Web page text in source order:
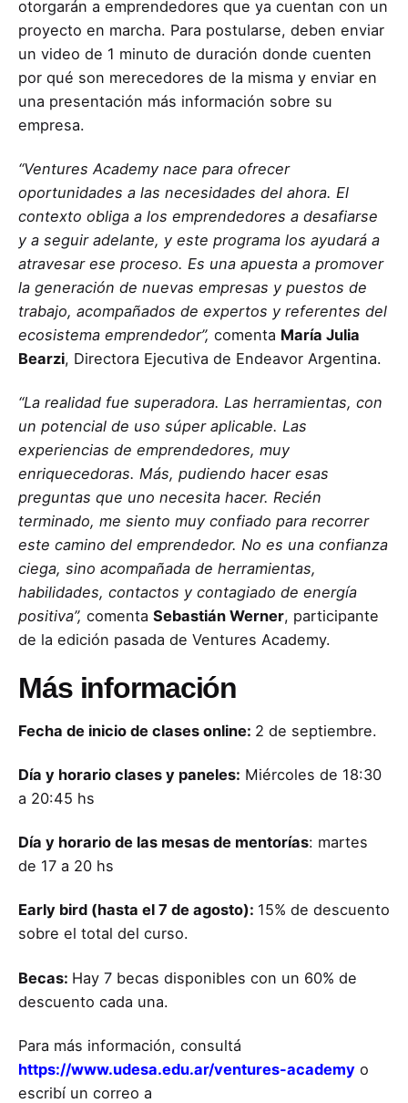
otorgarán a emprendedores que ya cuentan con un
proyecto en marcha. Para postularse, deben enviar
un video de 1 minuto de duración donde cuenten
por qué son merecedores de la misma y enviar en
una presentación más información sobre su
empresa.
“Ventures Academy nace para ofrecer
oportunidades a las necesidades del ahora. El
contexto obliga a los emprendedores a desafiarse
y a seguir adelante, y este programa los ayudará a
atravesar ese proceso. Es una apuesta a promover
la generación de nuevas empresas y puestos de
trabajo, acompañados de expertos y referentes del
ecosistema emprendedor”, comenta María Julia
Bearzi, Directora Ejecutiva de Endeavor Argentina.
“La realidad fue superadora. Las herramientas, con
un potencial de uso súper aplicable. Las
experiencias de emprendedores, muy
enriquecedoras. Más, pudiendo hacer esas
preguntas que uno necesita hacer. Recién
terminado, me siento muy confiado para recorrer
este camino del emprendedor. No es una confianza
ciega, sino acompañada de herramientas,
habilidades, contactos y contagiado de energía
positiva”, comenta Sebastián Werner, participante
de la edición pasada de Ventures Academy.
Más información
Fecha de inicio de clases online: 2 de septiembre.
Día y horario clases y paneles: Miércoles de 18:30
a 20:45 hs
Día y horario de las mesas de mentorías: martes
de 17 a 20 hs
Early bird (hasta el 7 de agosto): 15% de descuento
sobre el total del curso.
Becas: Hay 7 becas disponibles con un 60% de
descuento cada una.
Para más información, consultá
https://www.udesa.edu.ar/ventures-academy o
escribí un correo a